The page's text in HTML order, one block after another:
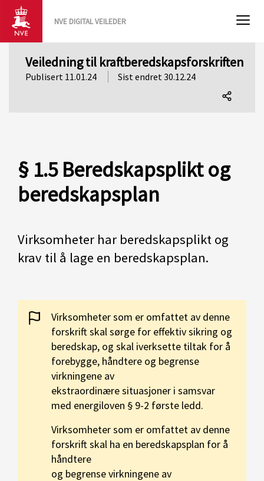
NVE DIGITAL VEILEDER
Veiledning til kraftberedskapsforskriften
Publisert 11.01.24 Sist endret 30.12.24
§ 1.5 Beredskapsplikt og
beredskapsplan
Virksomheter har beredskapsplikt og
krav til å lage en beredskapsplan.
Virksomheter som er omfattet av denne
forskrift skal sørge for effektiv sikring og
beredskap, og skal iverksette tiltak for å
forebygge, håndtere og begrense
virkningene av
ekstraordinære situasjoner i samsvar
med energiloven § 9-2 første ledd.
Virksomheter som er omfattet av denne
forskrift skal ha en beredskapsplan for å
håndtere
og begrense virkningene av